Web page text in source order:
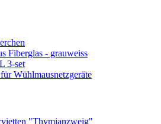
Fiberglas - grauweiss
3-set
Wühlmausnetzgeräte
"Thymianzweig"